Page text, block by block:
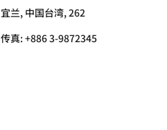
宜兰, 中国台湾, 262
传真:+886 3-9872345